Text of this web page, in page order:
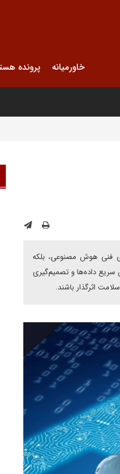
خاورمیانه پرونده
فنی هوش مصنوعی، بلکه
سریع داده‌ها و تصمیم‌گیری
اثرگذار باشند.